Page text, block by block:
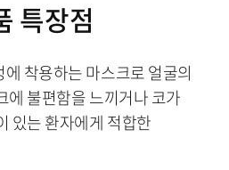
특장점
착용하는 마스크로 얼굴의
에 불편함을 느끼거나 코가
있는 환자에게 적합한